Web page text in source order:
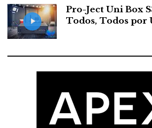
streamer, DAC, pré-amplificador,
auscultadores e amplificador de
A.
Pro-Ject Uni Box
Todos, Todos por